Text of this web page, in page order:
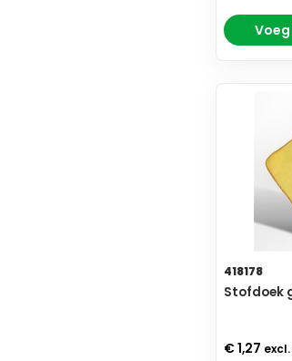
418178
Stofdoek
€ 1,27 excl.